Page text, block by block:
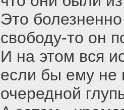
Это
свободу-то он
И на этом вся
если бы ему не
очередной